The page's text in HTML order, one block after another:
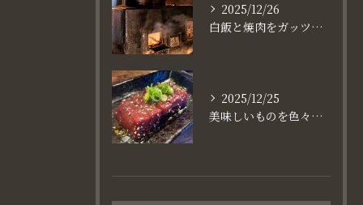
2025/12/26
白飯と焼肉をガッツり食べたいなら
2025/12/25
美味しいものを色々楽しめるのが #お店で焼肉